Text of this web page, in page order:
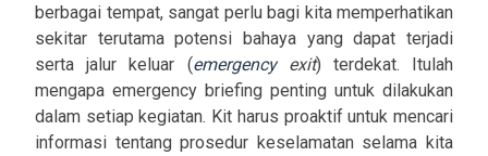
berbagai tempat, sangat perlu bagi kita memperhatikan
sekitar terutama potensi bahaya yang dapat terjadi
serta jalur keluar (emergencyexit) terdekat. Itulah
mengapa emergency briefing penting untuk dilakukan
dalam setiap kegiatan. Kit harus proaktif untuk mencari
informasi tentang prosedur keselamatan selama kita